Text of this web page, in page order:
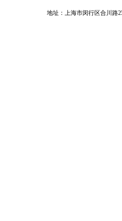
地址：上海市闵行区合川路